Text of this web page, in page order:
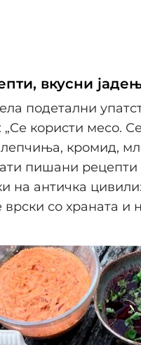
вкусни
подетални
користи месо.
кромид,
пишани
на античка
со храната и